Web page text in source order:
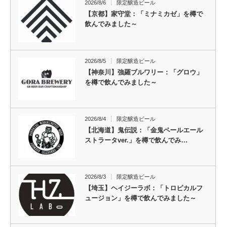
2026/8/6 限定醸造ビール
【京都】家守堂：「ミナミカゼ」を樽で
飲んでみました～
2026/8/5 限定醸造ビール
【神奈川】強羅ブルワリー：「グロウ」
を樽で飲んでみました～
2026/8/4 限定醸造ビール
【北海道】鬼伝説：「金鬼ペールエール
ストラータver.」を樽で飲んでみ…
2026/8/3 限定醸造ビール
【埼玉】ヘイジーラボ：「トロピカルフ
ュージョン」を樽で飲んでみました～